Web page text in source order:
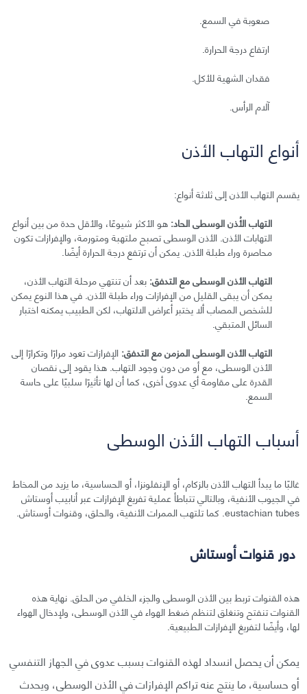
صعوبة في السمع.
ارتفاع درجة الحرارة.
فقدان الشهية للأكل.
آلام الرأس.
أنواع التهاب الأذن
يقسم التهاب الأذن إلى ثلاثة أنواع:
التهاب الأُذن الوسطى الحاد: هو الأكثر شيوعًا، والأقل حدة من بين أنواع
التهابات الأذن. الأذن الوسطى تصبح ملتهبة ومتورمة، والإفرازات تكون
محاصرة وراء طبلة الأذن. يمكن أن ترتفع درجة الحرارة أيضًا.
التهاب الأذن الوسطى مع التدفق: بعد أن تنتهي مرحلة التهاب الأذن،
يمكن أن يبقى القليل من الإفرازات وراء طبلة الأذن. في هذا النوع يمكن
للشخص المصاب ألا يختبر أعراض الالتهاب، لكن الطبيب يمكنه اختبار
السائل المتبقي.
التهاب الأذن الوسطى المزمن مع التدفق: الإفرازات تعود مرارًا وتكرارًا إلى
الأذن الوسطى، مع أو من دون وجود التهاب. هذا يقود إلى نقصان
القدرة على مقاومة أي عدوى أخرى، كما أن لها تأثيرًا سلبيًا على حاسة
السمع.
أسباب التهاب الأذن الوسطى
غالبًا ما يبدأ التهاب الأذن بالزكام، أو الإنفلونزا، أو الحساسية، ما يزيد من المخاط
في الجيوب الأنفية، وبالتالي تتباطأ عملية تفريغ الإفرازات عبر أنابيب أوستاش
eustachian tubes. كما تلتهب الممرات الأنفية، والحلق، وقنوات أوستاش.
دور قنوات أوستاش
هذه القنوات تربط بين الأذن الوسطى والجزء الخلفي من الحلق. نهاية هذه
القنوات تنفتح وتنغلق لتنظم ضغط الهواء في الأذن الوسطى، ولإدخال الهواء
لها، وأيضًا لتفريغ الإفرازات الطبيعية.
يمكن أن يحصل انسداد لهذه القنوات بسبب عدوى في الجهاز التنفسي
أو حساسية، ما ينتج عنه تراكم الإفرازات في الأذن الوسطى، ويحدث